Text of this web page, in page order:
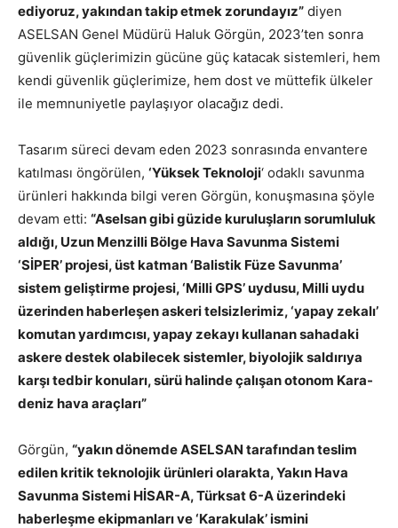
ediyoruz, yakından takip etmek zorundayız” diyen
ASELSAN Genel Müdürü Haluk Görgün, 2023’ten sonra
güvenlik güçlerimizin gücüne güç katacak sistemleri, hem
kendi güvenlik güçlerimize, hem dost ve müttefik ülkeler
ile memnuniyetle paylaşıyor olacağız dedi.
Tasarım süreci devam eden 2023 sonrasında envantere
katılması öngörülen, ‘Yüksek Teknoloji‘ odaklı savunma
ürünleri hakkında bilgi veren Görgün, konuşmasına şöyle
devam etti: “Aselsan gibi güzide kuruluşların sorumluluk
aldığı, Uzun Menzilli Bölge Hava Savunma Sistemi
‘SİPER’ projesi, üst katman ‘Balistik Füze Savunma’
sistem geliştirme projesi, ‘Milli GPS’ uydusu, Milli uydu
üzerinden haberleşen askeri telsizlerimiz, ‘yapay zekalı’
komutan yardımcısı, yapay zekayı kullanan sahadaki
askere destek olabilecek sistemler, biyolojik saldırıya
karşı tedbir konuları, sürü halinde çalışan otonom Kara-
deniz hava araçları”
Görgün, “yakın dönemde ASELSAN tarafından teslim
edilen kritik teknolojik ürünleri olarakta, Yakın Hava
Savunma Sistemi HİSAR-A, Türksat 6-A üzerindeki
haberleşme ekipmanları ve ‘Karakulak’ ismini